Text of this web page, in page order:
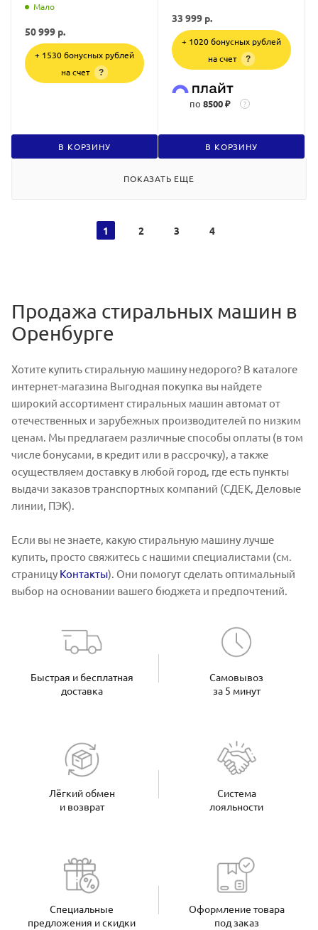
Мало
50 999 р.
+ 1530 бонусных рублей
на счет
?
В КОРЗИНУ
33 999 р.
+ 1020 бонусных рублей
на счет
?
по 8500 ₽ ?
В КОРЗИНУ
ПОКАЗАТЬ ЕЩЕ
1 2 3 4
Продажа стиральных машин в
Оренбурге
Хотите купить стиральную машину недорого? В каталоге
интернет-магазина Выгодная покупка вы найдете
широкий ассортимент стиральных машин автомат от
отечественных и зарубежных производителей по низким
ценам. Мы предлагаем различные способы оплаты (в том
числе бонусами, в кредит или в рассрочку), а также
осуществляем доставку в любой город, где есть пункты
выдачи заказов транспортных компаний (СДЕК, Деловые
линии, ПЭК).
Если вы не знаете, какую стиральную машину лучше
купить, просто свяжитесь с нашими специалистами (см.
страницу Контакты). Они помогут сделать оптимальный
выбор на основании вашего бюджета и предпочтений.
Быстрая и бесплатная
доставка
Самовывоз
за 5 минут
Лёгкий обмен
и возврат
Система
лояльности
Специальные
предложения и скидки
Оформление товара
под заказ